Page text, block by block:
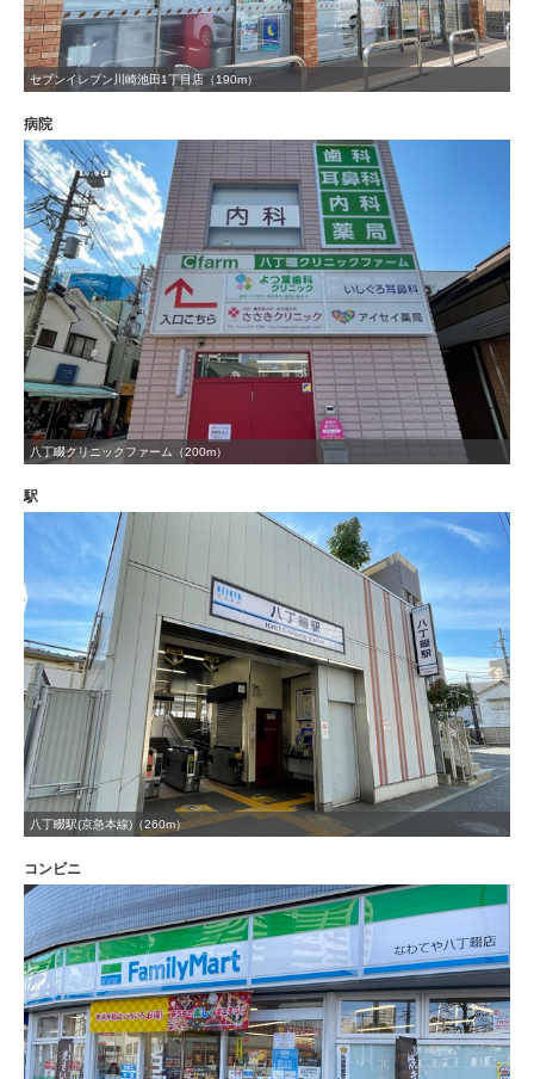
セブンイレブン川崎池田1丁目店（190m）
病院
八丁畷クリニックファーム（200m）
駅
八丁畷駅(京急本線)（260m）
コンビニ